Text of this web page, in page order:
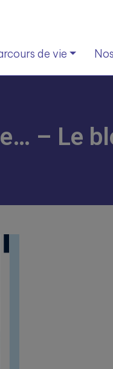
de vie
– Le